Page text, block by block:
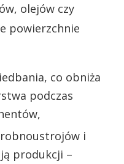
olejów czy
powierzchnie
co obniża
podczas
i
produkcji –